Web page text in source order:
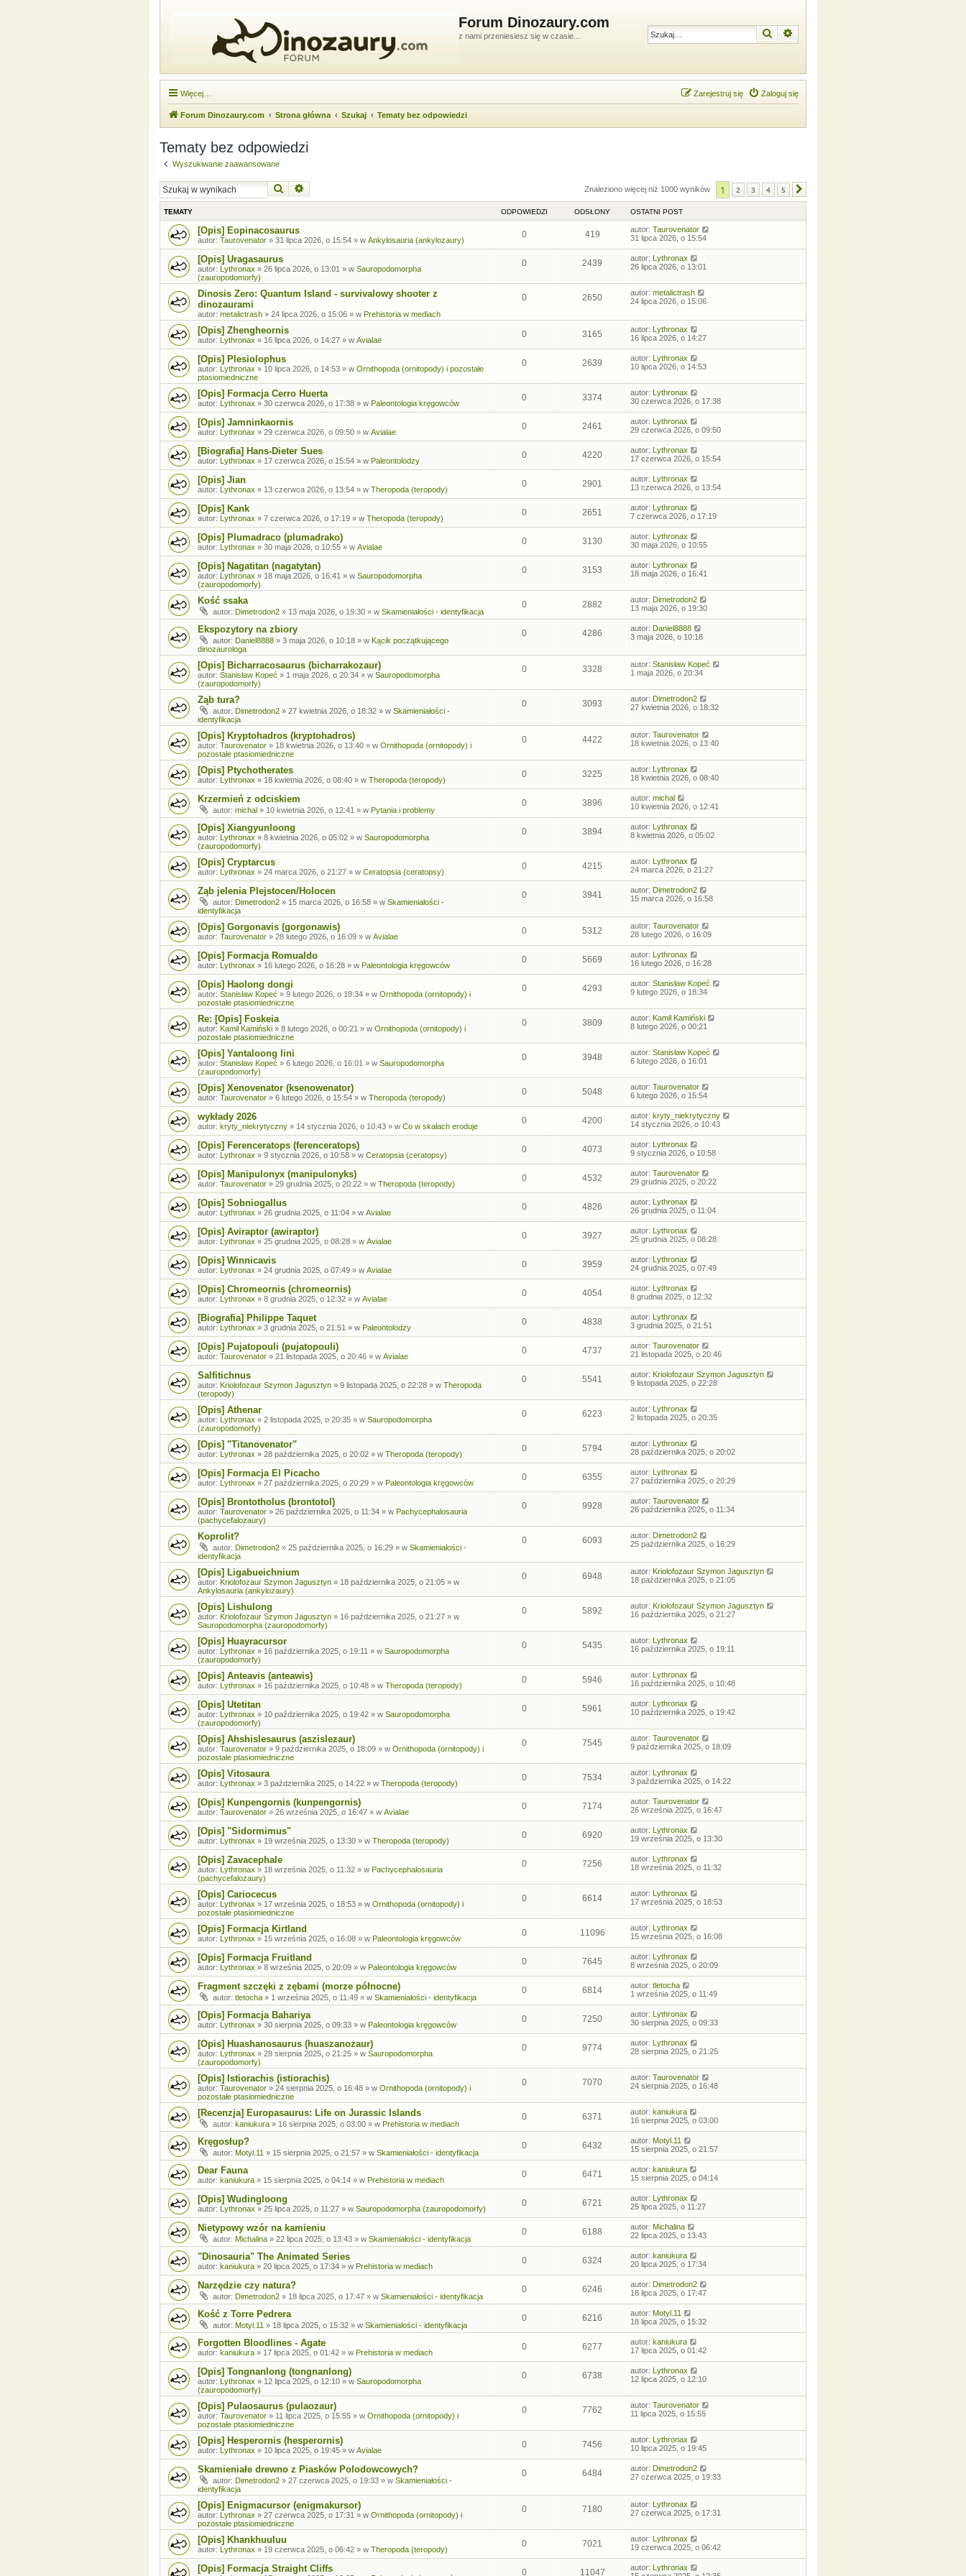
Forum Dinozaury.com
z nami przeniesiesz się w czasie... Szukaj
Więcej… Zaloguj się
Zarejestruj się
Forum Dinozaury.com Strona główna Szukaj Tematy bez odpowiedzi
Tematy bez odpowiedzi
Wyszukiwanie zaawansowane
Szukaj Znaleziono więcej niż 1000 wyników 1 2 3 4 5
TEMATY ODPOWIEDZI ODSŁONY OSTATNI POST
[Opis] Eopinacosaurus
autor: Taurovenator » 31 lipca 2026, o 15:54 » w Ankylosauria (ankylozaury)
0 419 autor: Taurovenator
31 lipca 2026, o 15:54
[Opis] Uragasaurus
autor: Lythronax » 26 lipca 2026, o 13:01 » w Sauropodomorpha
(zauropodomorfy)
0 2439 autor: Lythronax
26 lipca 2026, o 13:01
Dinosis Zero: Quantum Island - survivalowy shooter z
dinozaurami
autor: metalictrash » 24 lipca 2026, o 15:06 » w Prehistoria w mediach
0 2650 autor: metalictrash
24 lipca 2026, o 15:06
[Opis] Zhengheornis
autor: Lythronax » 16 lipca 2026, o 14:27 » w Avialae
0 3165 autor: Lythronax
16 lipca 2026, o 14:27
[Opis] Plesiolophus
autor: Lythronax » 10 lipca 2026, o 14:53 » w Ornithopoda (ornitopody) i pozostałe
ptasiomiedniczne
0 2639 autor: Lythronax
10 lipca 2026, o 14:53
[Opis] Formacja Cerro Huerta
autor: Lythronax » 30 czerwca 2026, o 17:38 » w Paleontologia kręgowców
0 3374 autor: Lythronax
30 czerwca 2026, o 17:38
[Opis] Jamninkaornis
autor: Lythronax » 29 czerwca 2026, o 09:50 » w Avialae
0 2461 autor: Lythronax
29 czerwca 2026, o 09:50
[Biografia] Hans-Dieter Sues
autor: Lythronax » 17 czerwca 2026, o 15:54 » w Paleontolodzy
0 4220 autor: Lythronax
17 czerwca 2026, o 15:54
[Opis] Jian
autor: Lythronax » 13 czerwca 2026, o 13:54 » w Theropoda (teropody)
0 2901 autor: Lythronax
13 czerwca 2026, o 13:54
[Opis] Kank
autor: Lythronax » 7 czerwca 2026, o 17:19 » w Theropoda (teropody)
0 2651 autor: Lythronax
7 czerwca 2026, o 17:19
[Opis] Plumadraco (plumadrako)
autor: Lythronax » 30 maja 2026, o 10:55 » w Avialae
0 3130 autor: Lythronax
30 maja 2026, o 10:55
[Opis] Nagatitan (nagatytan)
autor: Lythronax » 18 maja 2026, o 16:41 » w Sauropodomorpha
(zauropodomorfy)
0 3153 autor: Lythronax
18 maja 2026, o 16:41
Kość ssaka
autor: Dimetrodon2 » 13 maja 2026, o 19:30 » w Skamieniałości - identyfikacja
0 2882 autor: Dimetrodon2
13 maja 2026, o 19:30
Ekspozytory na zbiory
autor: Daniel8888 » 3 maja 2026, o 10:18 » w Kącik początkującego
dinozaurologa
0 4286 autor: Daniel8888
3 maja 2026, o 10:18
[Opis] Bicharracosaurus (bicharrakozaur)
autor: Stanisław Kopeć » 1 maja 2026, o 20:34 » w Sauropodomorpha
(zauropodomorfy)
0 3328 autor: Stanisław Kopeć
1 maja 2026, o 20:34
Ząb tura?
autor: Dimetrodon2 » 27 kwietnia 2026, o 18:32 » w Skamieniałości -
identyfikacja
0 3093 autor: Dimetrodon2
27 kwietnia 2026, o 18:32
[Opis] Kryptohadros (kryptohadros)
autor: Taurovenator » 18 kwietnia 2026, o 13:40 » w Ornithopoda (ornitopody) i
pozostałe ptasiomiedniczne
0 4422 autor: Taurovenator
18 kwietnia 2026, o 13:40
[Opis] Ptychotherates
autor: Lythronax » 18 kwietnia 2026, o 08:40 » w Theropoda (teropody)
0 3225 autor: Lythronax
18 kwietnia 2026, o 08:40
Krzermień z odciskiem
autor: michal » 10 kwietnia 2026, o 12:41 » w Pytania i problemy
0 3896 autor: michal
10 kwietnia 2026, o 12:41
[Opis] Xiangyunloong
autor: Lythronax » 8 kwietnia 2026, o 05:02 » w Sauropodomorpha
(zauropodomorfy)
0 3894 autor: Lythronax
8 kwietnia 2026, o 05:02
[Opis] Cryptarcus
autor: Lythronax » 24 marca 2026, o 21:27 » w Ceratopsia (ceratopsy)
0 4215 autor: Lythronax
24 marca 2026, o 21:27
Ząb jelenia Plejstocen/Holocen
autor: Dimetrodon2 » 15 marca 2026, o 16:58 » w Skamieniałości -
identyfikacja
0 3941 autor: Dimetrodon2
15 marca 2026, o 16:58
[Opis] Gorgonavis (gorgonawis)
autor: Taurovenator » 28 lutego 2026, o 16:09 » w Avialae
0 5312 autor: Taurovenator
28 lutego 2026, o 16:09
[Opis] Formacja Romualdo
autor: Lythronax » 16 lutego 2026, o 16:28 » w Paleontologia kręgowców
0 5669 autor: Lythronax
16 lutego 2026, o 16:28
[Opis] Haolong dongi
autor: Stanisław Kopeć » 9 lutego 2026, o 18:34 » w Ornithopoda (ornitopody) i
pozostałe ptasiomiedniczne
0 4293 autor: Stanisław Kopeć
9 lutego 2026, o 18:34
Re: [Opis] Foskeia
autor: Kamil Kamiński » 8 lutego 2026, o 00:21 » w Ornithopoda (ornitopody) i
pozostałe ptasiomiedniczne
0 3809 autor: Kamil Kamiński
8 lutego 2026, o 00:21
[Opis] Yantaloong lini
autor: Stanisław Kopeć » 6 lutego 2026, o 16:01 » w Sauropodomorpha
(zauropodomorfy)
0 3948 autor: Stanisław Kopeć
6 lutego 2026, o 16:01
[Opis] Xenovenator (ksenowenator)
autor: Taurovenator » 6 lutego 2026, o 15:54 » w Theropoda (teropody)
0 5048 autor: Taurovenator
6 lutego 2026, o 15:54
wykłady 2026
autor: kryty_niekrytyczny » 14 stycznia 2026, o 10:43 » w Co w skałach eroduje
0 4200 autor: kryty_niekrytyczny
14 stycznia 2026, o 10:43
[Opis] Ferenceratops (ferenceratops)
autor: Lythronax » 9 stycznia 2026, o 10:58 » w Ceratopsia (ceratopsy)
0 4073 autor: Lythronax
9 stycznia 2026, o 10:58
[Opis] Manipulonyx (manipulonyks)
autor: Taurovenator » 29 grudnia 2025, o 20:22 » w Theropoda (teropody)
0 4532 autor: Taurovenator
29 grudnia 2025, o 20:22
[Opis] Sobniogallus
autor: Lythronax » 26 grudnia 2025, o 11:04 » w Avialae
0 4826 autor: Lythronax
26 grudnia 2025, o 11:04
[Opis] Aviraptor (awiraptor)
autor: Lythronax » 25 grudnia 2025, o 08:28 » w Avialae
0 3927 autor: Lythronax
25 grudnia 2025, o 08:28
[Opis] Winnicavis
autor: Lythronax » 24 grudnia 2025, o 07:49 » w Avialae
0 3959 autor: Lythronax
24 grudnia 2025, o 07:49
[Opis] Chromeornis (chromeornis)
autor: Lythronax » 8 grudnia 2025, o 12:32 » w Avialae
0 4054 autor: Lythronax
8 grudnia 2025, o 12:32
[Biografia] Philippe Taquet
autor: Lythronax » 3 grudnia 2025, o 21:51 » w Paleontolodzy
0 4838 autor: Lythronax
3 grudnia 2025, o 21:51
[Opis] Pujatopouli (pujatopouli)
autor: Taurovenator » 21 listopada 2025, o 20:46 » w Avialae
0 4737 autor: Taurovenator
21 listopada 2025, o 20:46
Salfitichnus
autor: Kriolofozaur Szymon Jagusztyn » 9 listopada 2025, o 22:28 » w Theropoda
(teropody)
0 5541 autor: Kriolofozaur Szymon Jagusztyn
9 listopada 2025, o 22:28
[Opis] Athenar
autor: Lythronax » 2 listopada 2025, o 20:35 » w Sauropodomorpha
(zauropodomorfy)
0 6223 autor: Lythronax
2 listopada 2025, o 20:35
[Opis] "Titanovenator"
autor: Lythronax » 28 października 2025, o 20:02 » w Theropoda (teropody)
0 5794 autor: Lythronax
28 października 2025, o 20:02
[Opis] Formacja El Picacho
autor: Lythronax » 27 października 2025, o 20:29 » w Paleontologia kręgowców
0 6355 autor: Lythronax
27 października 2025, o 20:29
[Opis] Brontotholus (brontotol)
autor: Taurovenator » 26 października 2025, o 11:34 » w Pachycephalosauria
(pachycefalozaury)
0 9928 autor: Taurovenator
26 października 2025, o 11:34
Koprolit?
autor: Dimetrodon2 » 25 października 2025, o 16:29 » w Skamieniałości -
identyfikacja
0 6093 autor: Dimetrodon2
25 października 2025, o 16:29
[Opis] Ligabueichnium
autor: Kriolofozaur Szymon Jagusztyn » 18 października 2025, o 21:05 » w
Ankylosauria (ankylozaury)
0 6948 autor: Kriolofozaur Szymon Jagusztyn
18 października 2025, o 21:05
[Opis] Lishulong
autor: Kriolofozaur Szymon Jagusztyn » 16 października 2025, o 21:27 » w
Sauropodomorpha (zauropodomorfy)
0 5892 autor: Kriolofozaur Szymon Jagusztyn
16 października 2025, o 21:27
[Opis] Huayracursor
autor: Lythronax » 16 października 2025, o 19:11 » w Sauropodomorpha
(zauropodomorfy)
0 5435 autor: Lythronax
16 października 2025, o 19:11
[Opis] Anteavis (anteawis)
autor: Lythronax » 16 października 2025, o 10:48 » w Theropoda (teropody)
0 5946 autor: Lythronax
16 października 2025, o 10:48
[Opis] Utetitan
autor: Lythronax » 10 października 2025, o 19:42 » w Sauropodomorpha
(zauropodomorfy)
0 5961 autor: Lythronax
10 października 2025, o 19:42
[Opis] Ahshislesaurus (aszislezaur)
autor: Taurovenator » 9 października 2025, o 18:09 » w Ornithopoda (ornitopody) i
pozostałe ptasiomiedniczne
0 7545 autor: Taurovenator
9 października 2025, o 18:09
[Opis] Vitosaura
autor: Lythronax » 3 października 2025, o 14:22 » w Theropoda (teropody)
0 7534 autor: Lythronax
3 października 2025, o 14:22
[Opis] Kunpengornis (kunpengornis)
autor: Taurovenator » 26 września 2025, o 16:47 » w Avialae
0 7174 autor: Taurovenator
26 września 2025, o 16:47
[Opis] "Sidormimus"
autor: Lythronax » 19 września 2025, o 13:30 » w Theropoda (teropody)
0 6920 autor: Lythronax
19 września 2025, o 13:30
[Opis] Zavacephale
autor: Lythronax » 18 września 2025, o 11:32 » w Pachycephalosauria
(pachycefalozaury)
0 7256 autor: Lythronax
18 września 2025, o 11:32
[Opis] Cariocecus
autor: Lythronax » 17 września 2025, o 18:53 » w Ornithopoda (ornitopody) i
pozostałe ptasiomiedniczne
0 6614 autor: Lythronax
17 września 2025, o 18:53
[Opis] Formacja Kirtland
autor: Lythronax » 15 września 2025, o 16:08 » w Paleontologia kręgowców
0 11096 autor: Lythronax
15 września 2025, o 16:08
[Opis] Formacja Fruitland
autor: Lythronax » 8 września 2025, o 20:09 » w Paleontologia kręgowców
0 7645 autor: Lythronax
8 września 2025, o 20:09
Fragment szczęki z zębami (morze północne)
autor: tletocha » 1 września 2025, o 11:49 » w Skamieniałości - identyfikacja
0 6814 autor: tletocha
1 września 2025, o 11:49
[Opis] Formacja Bahariya
autor: Lythronax » 30 sierpnia 2025, o 09:33 » w Paleontologia kręgowców
0 7250 autor: Lythronax
30 sierpnia 2025, o 09:33
[Opis] Huashanosaurus (huaszanozaur)
autor: Lythronax » 28 sierpnia 2025, o 21:25 » w Sauropodomorpha
(zauropodomorfy)
0 9774 autor: Lythronax
28 sierpnia 2025, o 21:25
[Opis] Istiorachis (istiorachis)
autor: Taurovenator » 24 sierpnia 2025, o 16:48 » w Ornithopoda (ornitopody) i
pozostałe ptasiomiedniczne
0 7070 autor: Taurovenator
24 sierpnia 2025, o 16:48
[Recenzja] Europasaurus: Life on Jurassic Islands
autor: kaniukura » 16 sierpnia 2025, o 03:00 » w Prehistoria w mediach
0 6371 autor: kaniukura
16 sierpnia 2025, o 03:00
Kręgosłup?
autor: Motyl.11 » 15 sierpnia 2025, o 21:57 » w Skamieniałości - identyfikacja
0 6432 autor: Motyl.11
15 sierpnia 2025, o 21:57
Dear Fauna
autor: kaniukura » 15 sierpnia 2025, o 04:14 » w Prehistoria w mediach
0 6471 autor: kaniukura
15 sierpnia 2025, o 04:14
[Opis] Wudingloong
autor: Lythronax » 25 lipca 2025, o 11:27 » w Sauropodomorpha (zauropodomorfy)
0 6721 autor: Lythronax
25 lipca 2025, o 11:27
Nietypowy wzór na kamieniu
autor: Michalina » 22 lipca 2025, o 13:43 » w Skamieniałości - identyfikacja
0 6188 autor: Michalina
22 lipca 2025, o 13:43
"Dinosauria" The Animated Series
autor: kaniukura » 20 lipca 2025, o 17:34 » w Prehistoria w mediach
0 6324 autor: kaniukura
20 lipca 2025, o 17:34
Narzędzie czy natura?
autor: Dimetrodon2 » 18 lipca 2025, o 17:47 » w Skamieniałości - identyfikacja
0 6246 autor: Dimetrodon2
18 lipca 2025, o 17:47
Kość z Torre Pedrera
autor: Motyl.11 » 18 lipca 2025, o 15:32 » w Skamieniałości - identyfikacja
0 6216 autor: Motyl.11
18 lipca 2025, o 15:32
Forgotten Bloodlines - Agate
autor: kaniukura » 17 lipca 2025, o 01:42 » w Prehistoria w mediach
0 6277 autor: kaniukura
17 lipca 2025, o 01:42
[Opis] Tongnanlong (tongnanlong)
autor: Lythronax » 12 lipca 2025, o 12:10 » w Sauropodomorpha
(zauropodomorfy)
0 6738 autor: Lythronax
12 lipca 2025, o 12:10
[Opis] Pulaosaurus (pulaozaur)
autor: Taurovenator » 11 lipca 2025, o 15:55 » w Ornithopoda (ornitopody) i
pozostałe ptasiomiedniczne
0 7762 autor: Taurovenator
11 lipca 2025, o 15:55
[Opis] Hesperornis (hesperornis)
autor: Lythronax » 10 lipca 2025, o 19:45 » w Avialae
0 7456 autor: Lythronax
10 lipca 2025, o 19:45
Skamieniałe drewno z Piasków Polodowcowych?
autor: Dimetrodon2 » 27 czerwca 2025, o 19:33 » w Skamieniałości -
identyfikacja
0 6484 autor: Dimetrodon2
27 czerwca 2025, o 19:33
[Opis] Enigmacursor (enigmakursor)
autor: Lythronax » 27 czerwca 2025, o 17:31 » w Ornithopoda (ornitopody) i
pozostałe ptasiomiedniczne
0 7180 autor: Lythronax
27 czerwca 2025, o 17:31
[Opis] Khankhuuluu
autor: Lythronax » 19 czerwca 2025, o 06:42 » w Theropoda (teropody)
0 7021 autor: Lythronax
19 czerwca 2025, o 06:42
[Opis] Formacja Straight Cliffs 0 11047 autor: Lythronax